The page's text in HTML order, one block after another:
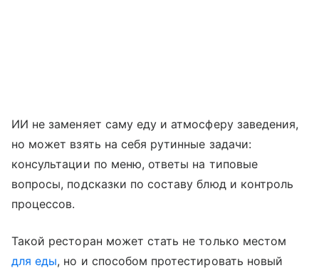
ИИ не заменяет саму еду и атмосферу заведения,
но может взять на себя рутинные задачи:
консультации по меню, ответы на типовые
вопросы, подсказки по составу блюд и контроль
процессов.
Такой ресторан может стать не только местом
для еды, но и способом протестировать новый